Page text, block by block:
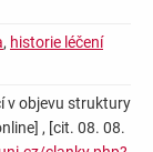
, historie léčení
v objevu struktury
, [cit. 08. 08.